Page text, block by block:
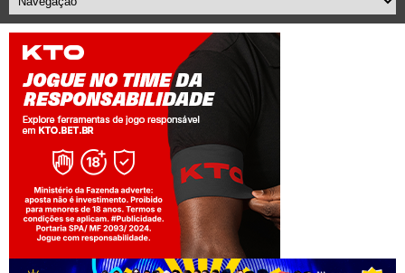
Jogue com responsabilidade. 18+